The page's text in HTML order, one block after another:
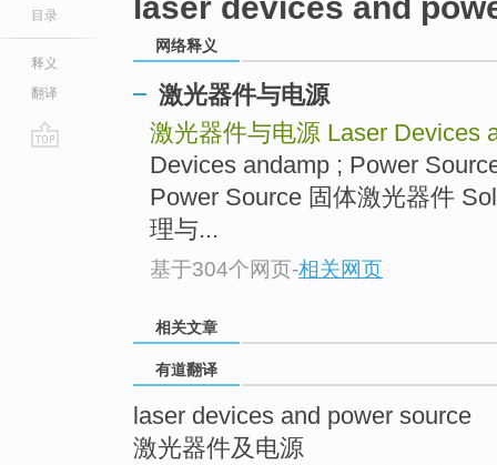
目录
释义
翻译
网络释义
激光器件与电源
激光器件与电源 Laser Devices
Devices andamp ; Power
Power Source 固体激光器件
理与...
基于304个网页-相关网页
相关文章
有道翻译
laser devices and power source
激光器件及电源